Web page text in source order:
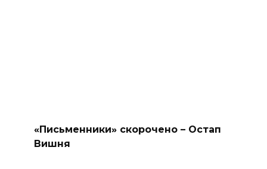
«Письменники» скорочено – Остап
Вишня